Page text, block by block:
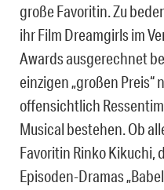
große Favoritin. Zu
ihr Film Dreamgirls im
Awards ausgerechnet
einzigen „großen Preis“
offensichtlich
Musical bestehen. Ob
Favoritin Rinko Kikuchi,
Episoden-Dramas